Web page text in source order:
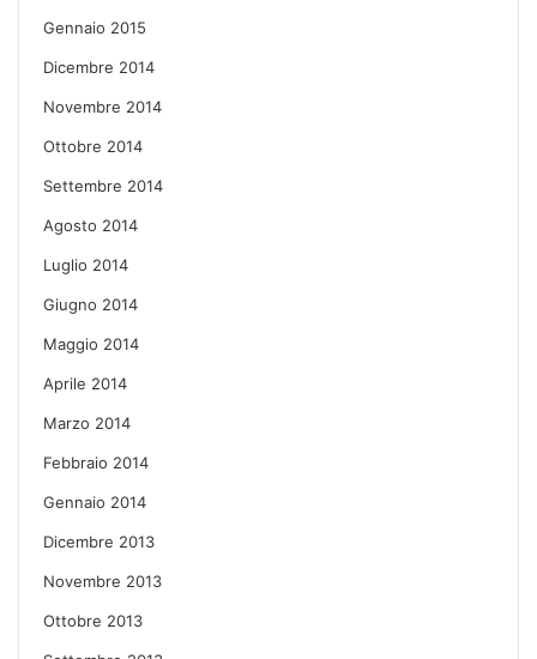
Gennaio 2015
Dicembre 2014
Novembre 2014
Ottobre 2014
Settembre 2014
Agosto 2014
Luglio 2014
Giugno 2014
Maggio 2014
Aprile 2014
Marzo 2014
Febbraio 2014
Gennaio 2014
Dicembre 2013
Novembre 2013
Ottobre 2013